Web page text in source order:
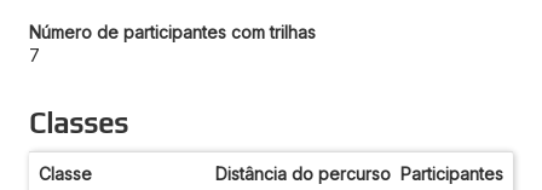
Número de participantes com trilhas
7
Classes
Classe Distância do percurso Participantes